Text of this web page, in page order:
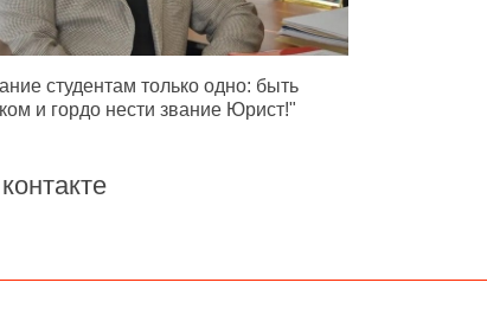
студентам только одно: быть
и гордо нести звание Юрист!"